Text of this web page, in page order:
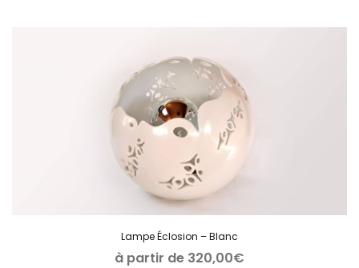
Lampe Éclosion – Blanc
à partir de 320,00€